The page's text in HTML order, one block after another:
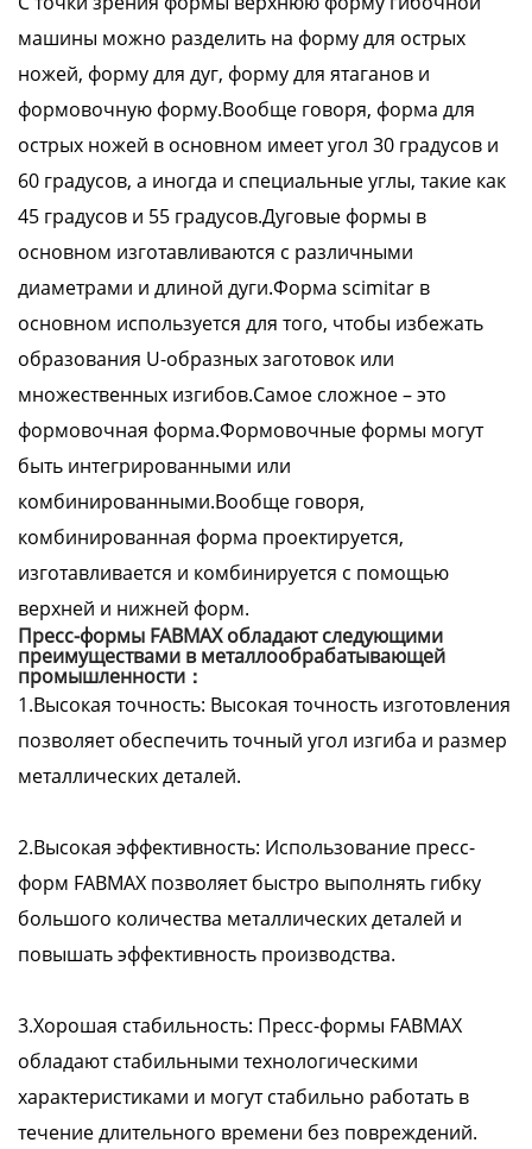
машины можно разделить на форму для острых
ножей, форму для дуг, форму для ятаганов и
формовочную форму.Вообще говоря, форма для
острых ножей в основном имеет угол 30 градусов и
60 градусов, а иногда и специальные углы, такие как
45 градусов и 55 градусов.Дуговые формы в
основном изготавливаются с различными
диаметрами и длиной дуги.Форма scimitar в
основном используется для того, чтобы избежать
образования U-образных заготовок или
множественных изгибов.Самое сложное – это
формовочная форма.Формовочные формы могут
быть интегрированными или
комбинированными.Вообще говоря,
комбинированная форма проектируется,
изготавливается и комбинируется с помощью
верхней и нижней форм.
Пресс-формы FABMAX обладают следующими
преимуществами в металлообрабатывающей
промышленности：
1.Высокая точность: Высокая точность изготовления
позволяет обеспечить точный угол изгиба и размер
металлических деталей.
2.Высокая эффективность: Использование пресс-
форм FABMAX позволяет быстро выполнять гибку
большого количества металлических деталей и
повышать эффективность производства.
3.Хорошая стабильность: Пресс-формы FABMAX
обладают стабильными технологическими
характеристиками и могут стабильно работать в
течение длительного времени без повреждений.